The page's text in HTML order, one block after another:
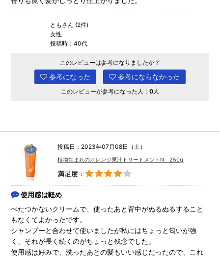
ともさん (2件)
女性
投稿時：40代
このレビューは参考になりましたか？
参考になった 参考にならなかった
このレビューが参考になった人： 0 人
投稿日：2023年07月08日（土）
植物生まれのオレンジ果汁トリートメントN 250g
満足度：
使用感は軽め
べたつかないクリームで、使ったあと背中がぬるぬるすること
もなくてよかったです。
シャンプーと合わせて使いましたが私にはちょっと匂いが強
く、それが長く続くのがちょっと残念でした。
使用感は好みで、洗ったあとの髪もいい感じだったので、これ